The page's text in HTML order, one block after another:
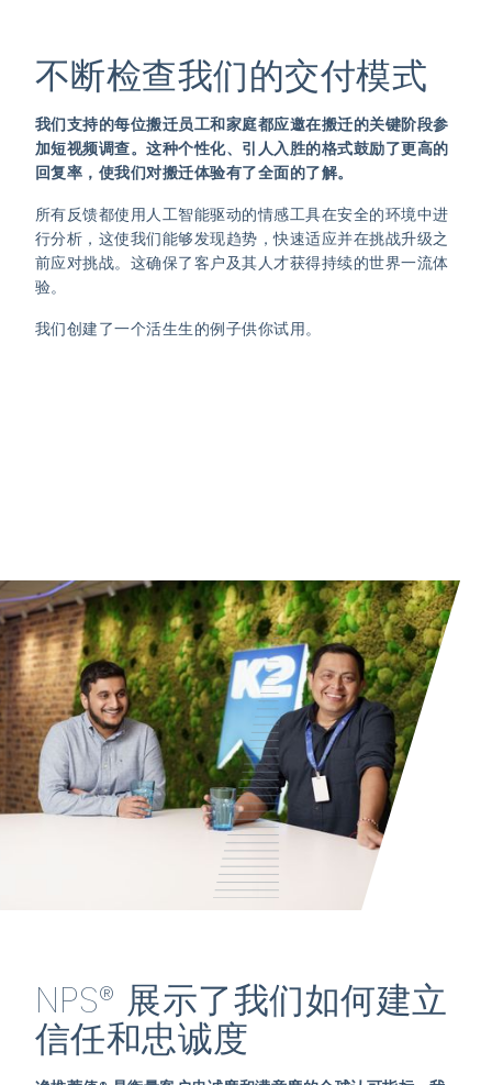
不断检查我们的交付模式
我们支持的每位搬迁员工和家庭都应邀在搬迁的关键阶段参
加短视频调查。这种个性化、引人入胜的格式鼓励了更高的
回复率，使我们对搬迁体验有了全面的了解。
所有反馈都使用人工智能驱动的情感工具在安全的环境中进
行分析，这使我们能够发现趋势，快速适应并在挑战升级之
前应对挑战。这确保了客户及其人才获得持续的世界一流体
验。
我们创建了一个活生生的例子供你试用。
NPS® 展示了我们如何建立
信任和忠诚度